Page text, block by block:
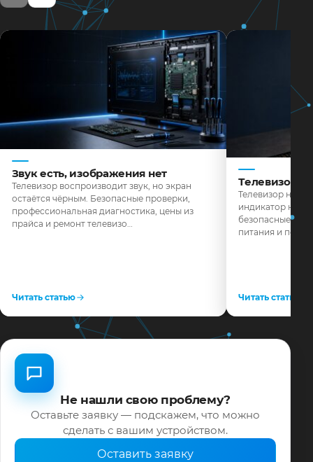
Звук есть, изображения нет
Телевизор воспроизводит звук, но экран
остаётся чёрным. Безопасные проверки,
профессиональная диагностика, цены из
прайса и ремонт телевизо…
Читать статью
Телевизор
Телевизор не
индикатор не
безопасные
питания и
Читать статью
Не нашли свою проблему?
Оставьте заявку — подскажем, что можно
сделать с вашим устройством.
Оставить заявку